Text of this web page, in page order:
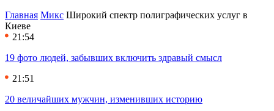
Главная Микс Широкий спектр полиграфических услуг в
Киеве
21:54
19 фото людей, забывших включить здравый смысл
21:51
20 величайших мужчин, изменивших историю